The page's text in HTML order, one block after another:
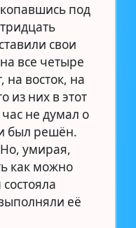
под
свои
все четыре
на восток, на
из них в этот
не думал о
был решён.
умирая,
как можно
её